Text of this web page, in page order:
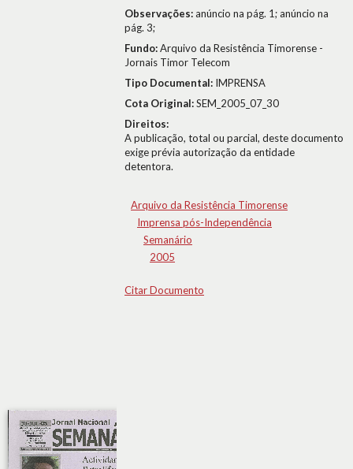
Observações:anúncio na pág. 1; anúncio na
pág. 3;
Fundo:Arquivo da Resistência Timorense -
Jornais Timor Telecom
Tipo Documental: IMPRENSA
Cota Original:SEM_2005_07_30
Direitos:
A publicação, total ou parcial, deste documento
exige prévia autorização da entidade
detentora.
Arquivo da Resistência Timorense
Imprensa pós-Independência
Semanário
2005
Citar Documento